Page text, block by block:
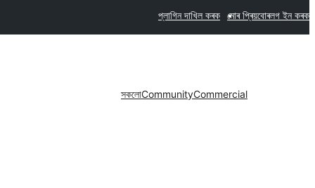
প্লাগিন দাখিল কৰক মোৰ প্ৰিয়বোৰলগ ইন কৰক
সকলোCommunityCommercial